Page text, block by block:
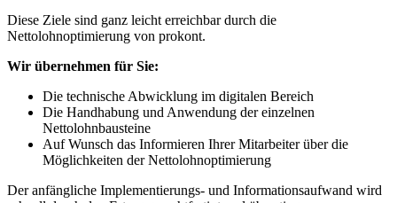
Diese Ziele sind ganz leicht erreichbar durch die
Nettolohnoptimierung von prokont.
Wir übernehmen für Sie:
Die technische Abwicklung im digitalen Bereich
Die Handhabung und Anwendung der einzelnen
Nettolohnbausteine
Auf Wunsch das Informieren Ihrer Mitarbeiter über die
Möglichkeiten der Nettolohnoptimierung
Der anfängliche Implementierungs- und Informationsaufwand wird